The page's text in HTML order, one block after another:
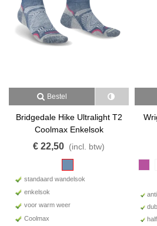
Bestel
Bridgedale Hike Ultralight T2
Coolmax Enkelsok
€ 22,50 (incl. btw)
standaard wandelsok
enkelsok
voor warm weer
Coolmax